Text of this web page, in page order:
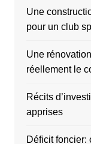
Une
pour un club
Une
réellement le
Récits
apprises
Déficit foncier: